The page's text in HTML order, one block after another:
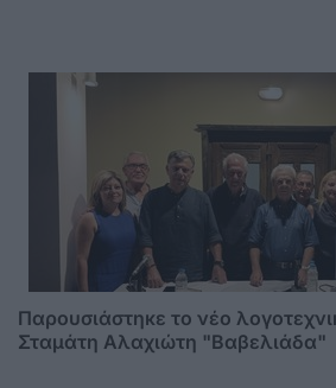
Παρουσιάστηκε το νέο
Σταμάτη Αλαχιώτη "Βαβελιάδα"